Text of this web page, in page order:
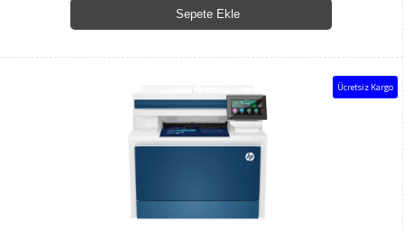
Sepete Ekle
Ücretsiz Kargo